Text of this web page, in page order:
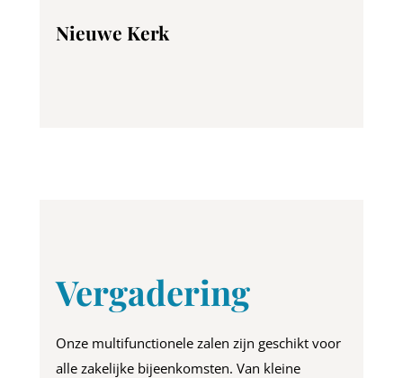
Nieuwe Kerk
Vergadering
Onze multifunctionele zalen zijn geschikt voor
alle zakelijke bijeenkomsten. Van kleine